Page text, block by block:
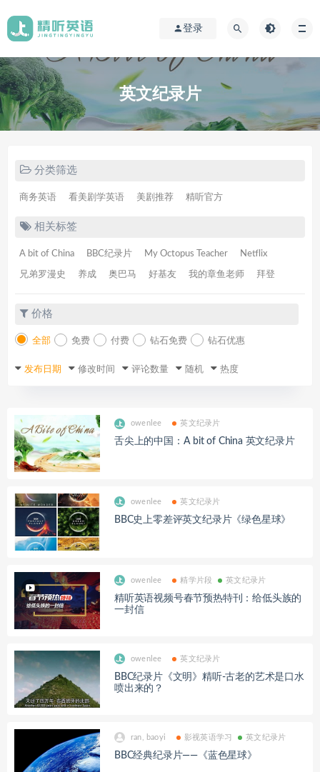
登录
英文纪录片
分类筛选
商务英语 看美剧学英语 美剧推荐 精听官方
相关标签
A bit of China BBC纪录片 My Octopus Teacher Netflix
兄弟罗漫史 养成 奥巴马 好基友 我的章鱼老师 拜登
价格
全部 免费 付费 钻石免费 钻石优惠
发布日期 修改时间 评论数量 随机 热度
owenlee 英文纪录片
舌尖上的中国：A bit of China 英文纪录片
owenlee 英文纪录片
BBC史上零差评英文纪录片《绿色星球》
owenlee 精学片段 英文纪录片
精听英语视频号春节预热特刊：给低头族的
一封信
owenlee 英文纪录片
BBC纪录片《文明》精听-古老的艺术是口水
喷出来的？
ran, baoyi 影视英语学习 英文纪录片
BBC经典纪录片——《蓝色星球》